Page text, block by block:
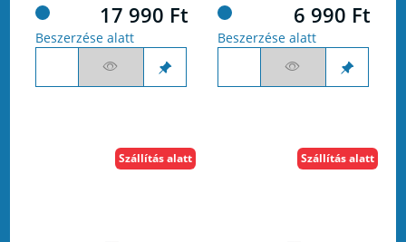
17 990 Ft
Beszerzése alatt
6 990 Ft
Beszerzése alatt
Szállítás alatt Szállítás alatt